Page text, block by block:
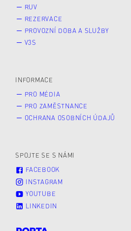
RUV
REZERVACE
PROVOZNÍ DOBA A SLUŽBY
V3S
INFORMACE
PRO MÉDIA
PRO ZAMĚSTNANCE
OCHRANA OSOBNÍCH ÚDAJŮ
SPOJTE SE S NÁMI
FACEBOOK
INSTAGRAM
YOUTUBE
LINKEDIN